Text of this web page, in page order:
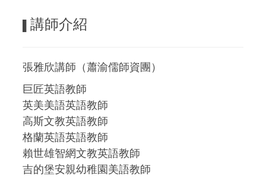
講師介紹
張雅欣講師 （蕭渝儒師資團 ）
巨匠英語教師
英美美語英語教師
高斯文教英語教師
格蘭英語英語教師
賴世雄智網文教英語教師
吉的堡安親幼稚園美語教師